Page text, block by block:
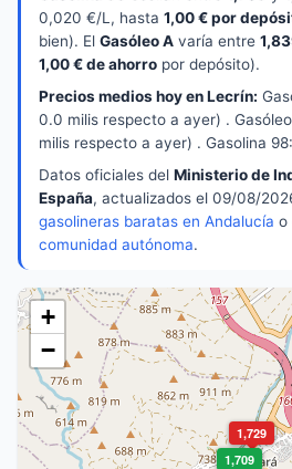
0,020 €/L, hasta 1,00 € por
bien). El Gasóleo A varía entre
1,00 € de ahorro por depósito).
Precios medios hoy en Lecrín:
0.0 milis respecto a ayer) .
milis respecto a ayer) . Gasolina 98:
Datos oficiales del Ministerio de
España, actualizados el 09/08/
gasolineras baratas en Andalucía o
comunidad autónoma.
1,709
1,729
+
−